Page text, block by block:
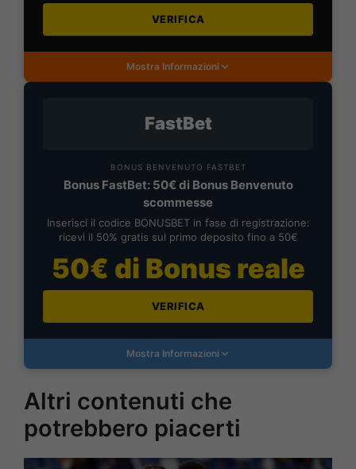
VERIFICA
Mostra Informazioni
FastBet
BONUS BENVENUTO FASTBET
Bonus FastBet: 50€ di Bonus Benvenuto
scommesse
Inserisci il codice BONUSBET in fase di registrazione:
ricevi il 50% gratis sul primo deposito fino a 50€
50€ di Bonus reale
VERIFICA
Mostra Informazioni
Altri contenuti che
potrebbero piacerti